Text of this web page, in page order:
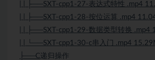
| | ├──SXT-cpp1-27-表达式特性 .mp4
| | ├──SXT-cpp1-28-按位运算 .mp4
| | ├──SXT-cpp1-29-数据类型转换 .mp4
| | └──SXT-cpp1-30-c串入门 .mp4
├──C 递归操作